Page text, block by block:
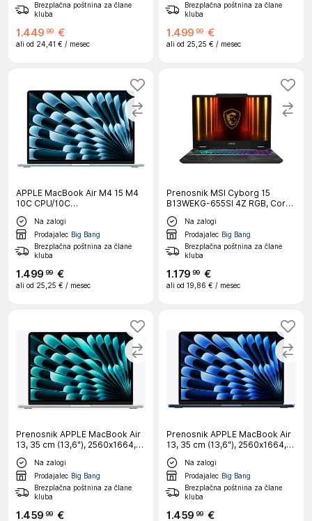
Brezplačna poštnina za člane
kluba
1 .449 99 €
ali od 24,41 € / mesec
Brezplačna poštnina za člane
kluba
1 .499 99 €
ali od 25,25 € / mesec
APPLE MacBook Air M4 15 M4
10C CPU/10C
GPU/16GB/256GB-CRO SKY
BLUE prenosni računalnik
Na zalogi
Prodajalec Big Bang
Brezplačna poštnina za člane
kluba
1 .499 99 €
ali od 25,25 € / mesec
Prenosnik MSI Cyborg 15
B13WEKG-655SI 4Z RGB, Core
i7-13620H, 16 GB RAM, 1 TB
SSD, RTX 5050, W11H|Gaming
Na zalogi
Prodajalec Big Bang
Brezplačna poštnina za člane
kluba
1 .179 99 €
ali od 19,86 € / mesec
Prenosnik APPLE MacBook Air
13, 35 cm (13,6"), 2560x1664,
M5 (10/8), 16 GB RAM, 512 GB
SSD, macOS, Silver, CRO
Na zalogi
Prodajalec Big Bang
Brezplačna poštnina za člane
kluba
1 .459 99 €
Prenosnik APPLE MacBook Air
13, 35 cm (13,6"), 2560x1664,
M5 (10/8), 16 GB RAM, 512 GB
SSD, macOS, Midnight, CRO
Na zalogi
Prodajalec Big Bang
Brezplačna poštnina za člane
kluba
1 .459 99 €